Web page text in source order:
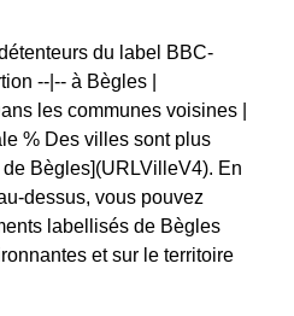
du label BBC-
--|-- à Bègles |
les communes voisines |
% Des villes sont plus
Bègles](URLVilleV4). En
dessus, vous pouvez
labellisés de Bègles
et sur le territoire